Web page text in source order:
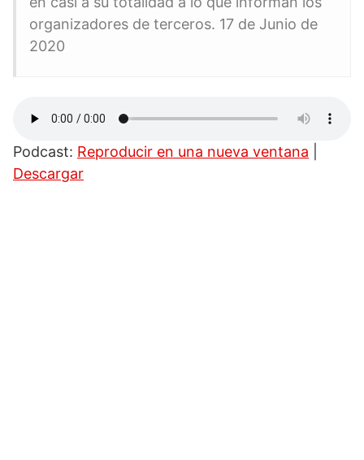
organizadores de terceros. 17 de Junio de
2020
Podcast: Reproducir en una nueva ventana
Descargar